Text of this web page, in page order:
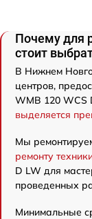
Почему для
стоит
В Нижнем
центров,
WMB 120 WCS
выделяется
Мы
ремонту
D LW для
проведенных
Минимальные